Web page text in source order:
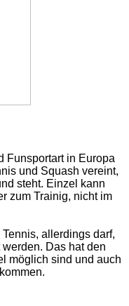
Funsportart in Europa
und Squash vereint,
steht. Einzel kann
zum Trainig, nicht im
allerdings darf,
Das hat den
möglich sind und auch